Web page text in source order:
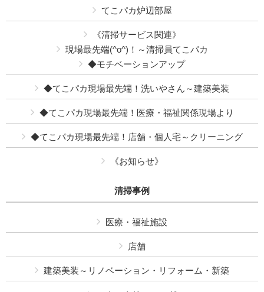
てこパカ炉辺部屋
《清掃サービス関連》
現場最先端(^o^)！～清掃員てこパカ
◆モチベーションアップ
◆てこパカ現場最先端！洗いやさん～建築美装
◆てこパカ現場最先端！医療・福祉関係現場より
◆てこパカ現場最先端！店舗・個人宅～クリーニング
《お知らせ》
清掃事例
医療・福祉施設
店舗
建築美装～リノベーション・リフォーム・新築